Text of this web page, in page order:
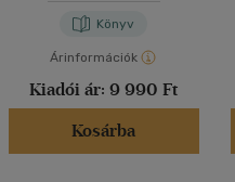
Könyv
Árinformációk
Kiadói ár: 9 990 Ft
Kosárba